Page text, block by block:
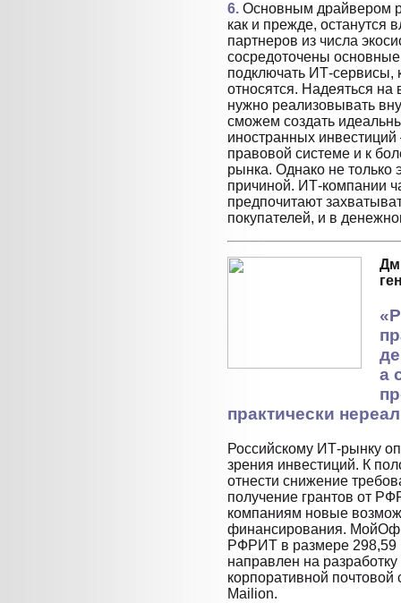
6. Основным драйвером
как и прежде, останутся
партнеров из числа
сосредоточены
подключать ИТ-сервисы,
относятся. Надеяться на
нужно реализовывать
сможем создать
иностранных
правовой системе и к
рынка. Однако не
причиной. ИТ-компании
предпочитают
покупателей, и в
а
практически
Российскому ИТ-рынку
зрения инвестиций. К
отнести снижение
получение грантов от
компаниям новые
финансирования.
РФРИТ в размере 298,59
направлен на
корпоративной
Mailion.